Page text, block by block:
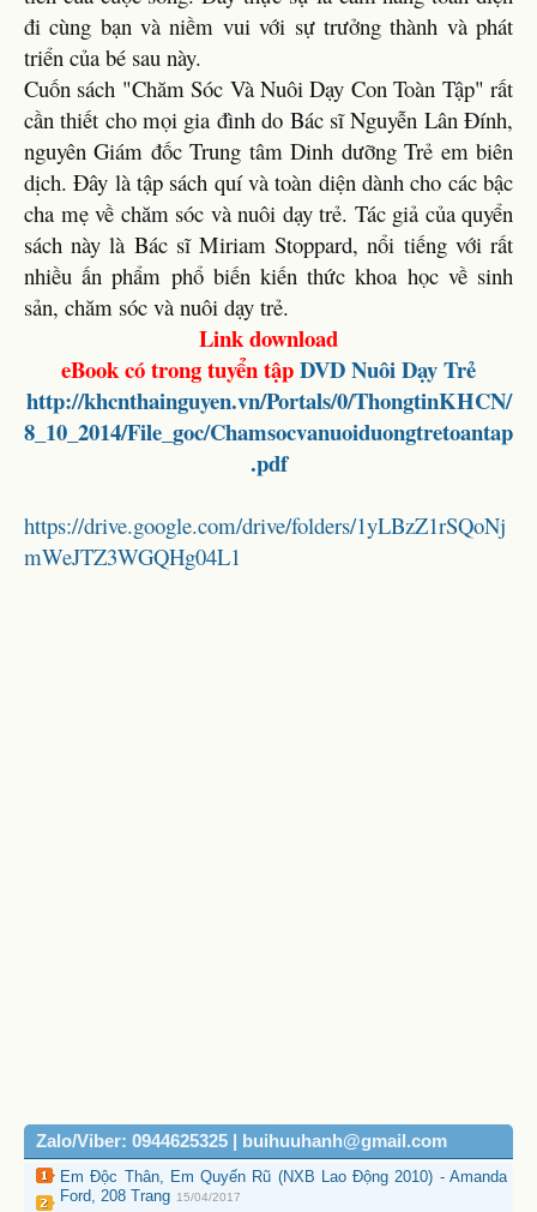
đi cùng bạn và niềm vui với sự trưởng thành và phát
triển của bé sau này.
Cuốn sách "Chăm Sóc Và Nuôi Dạy Con Toàn Tập" rất
cần thiết cho mọi gia đình do Bác sĩ Nguyễn Lân Đính,
nguyên Giám đốc Trung tâm Dinh dưỡng Trẻ em biên
dịch. Đây là tập sách quí và toàn diện dành cho các bậc
cha mẹ về chăm sóc và nuôi dạy trẻ. Tác giả của quyển
sách này là Bác sĩ Miriam Stoppard, nổi tiếng với rất
nhiều ấn phẩm phổ biến kiến thức khoa học về sinh
sản, chăm sóc và nuôi dạy trẻ.
Link download
eBook có trong tuyển tậpDVDNuôi Dạy Trẻ
http://khcnthainguyen.vn/Portals/0/ThongtinKHCN/
8_10_2014/File_goc/Chamsocvanuoiduongtretoantap
.pdf
https://drive.google.com/drive/folders/1yLBzZ1rSQoNj
mWeJTZ3WGQHg04L1
Zalo/Viber: 0944625325 | buihuuhanh@gmail.com
Em Độc Thân, Em Quyến Rũ (NXB Lao Động 2010) - Amanda
Ford, 208 Trang 15/04/2017